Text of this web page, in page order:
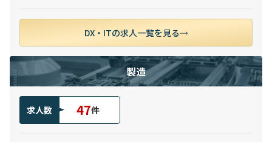
DX・ITの求人一覧を見る
製造
求人数 47件